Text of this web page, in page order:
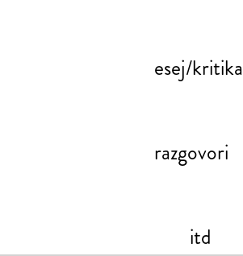
esej/kritika
razgovori
itd